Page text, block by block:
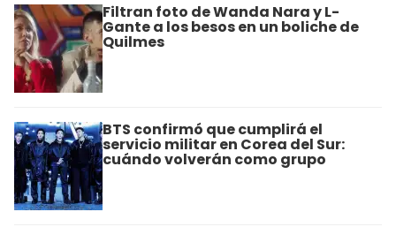
Filtran foto de Wanda Nara y L-
Gante a los besos en un boliche de
Quilmes
BTS confirmó que cumplirá el
servicio militar en Corea del Sur:
cuándo volverán como grupo